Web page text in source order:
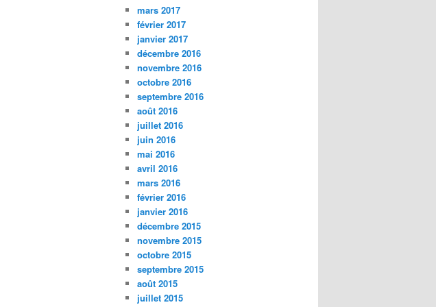
mars 2017
février 2017
janvier 2017
décembre 2016
novembre 2016
octobre 2016
septembre 2016
août 2016
juillet 2016
juin 2016
mai 2016
avril 2016
mars 2016
février 2016
janvier 2016
décembre 2015
novembre 2015
octobre 2015
septembre 2015
août 2015
juillet 2015